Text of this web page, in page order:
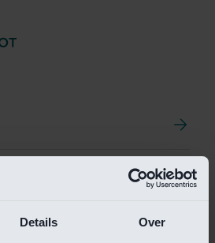
Details Over